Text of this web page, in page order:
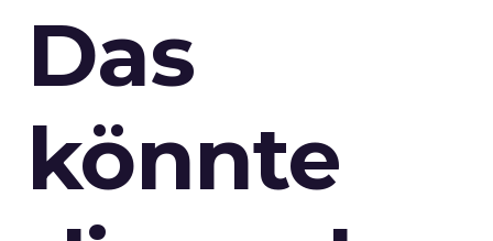
Das
könnte